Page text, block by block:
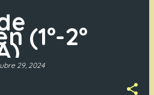
(1º-2º
29, 2024